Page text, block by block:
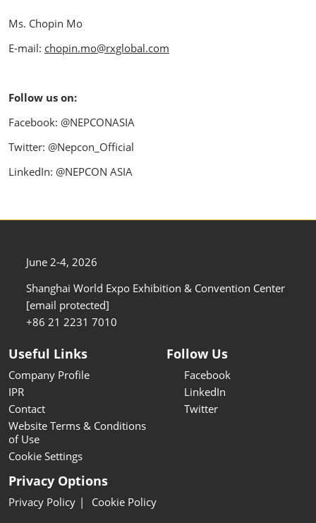
Ms. Chopin Mo
E-mail: chopin.mo@rxglobal.com
Follow us on:
Facebook: @NEPCONASIA
Twitter: @Nepcon_Official
LinkedIn: @NEPCON ASIA
June 2-4, 2026
Shanghai World Expo Exhibition & Convention Center
[email protected]
+86 21 2231 7010
Useful Links
Company Profile
IPR
Contact
Website Terms & Conditions
of Use
Cookie Settings
Follow Us
Facebook
LinkedIn
Twitter
Privacy Options
Privacy Policy Cookie Policy